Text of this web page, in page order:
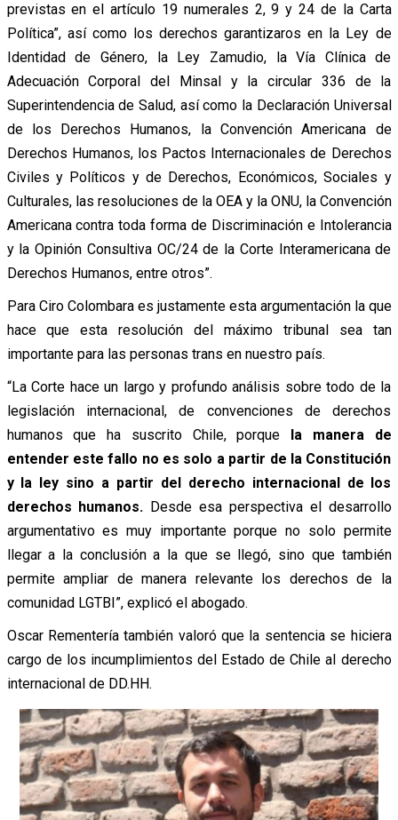
previstas en el artículo 19 numerales 2, 9 y 24 de la Carta
Política”, así como los derechos garantizaros en la Ley de
Identidad de Género, la Ley Zamudio, la Vía Clínica de
Adecuación Corporal del Minsal y la circular 336 de la
Superintendencia de Salud, así como la Declaración Universal
de los Derechos Humanos, la Convención Americana de
Derechos Humanos, los Pactos Internacionales de Derechos
Civiles y Políticos y de Derechos, Económicos, Sociales y
Culturales, las resoluciones de la OEA y la ONU, la Convención
Americana contra toda forma de Discriminación e Intolerancia
y la Opinión Consultiva OC/24 de la Corte Interamericana de
Derechos Humanos, entre otros”.
Para Ciro Colombara es justamente esta argumentación la que
hace que esta resolución del máximo tribunal sea tan
importante para las personas trans en nuestro país.
“La Corte hace un largo y profundo análisis sobre todo de la
legislación internacional, de convenciones de derechos
humanos que ha suscrito Chile, porque la manera de
entender este fallo no es solo a partir de la Constitución
y la ley sino a partir del derecho internacional de los
derechos humanos. Desde esa perspectiva el desarrollo
argumentativo es muy importante porque no solo permite
llegar a la conclusión a la que se llegó, sino que también
permite ampliar de manera relevante los derechos de la
comunidad LGTBI”, explicó el abogado.
Oscar Rementería también valoró que la sentencia se hiciera
cargo de los incumplimientos del Estado de Chile al derecho
internacional de DD.HH.